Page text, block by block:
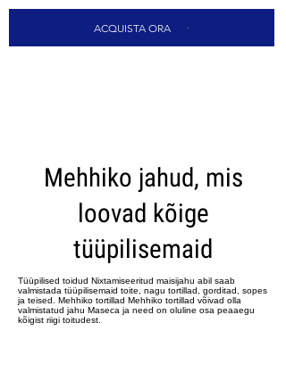
ACQUISTA ORA
Mehhiko jahud, mis
loovad kõige
tüüpilisemaid
Tüüpilised toidud Nixtamiseeritud maisijahu abil saab
valmistada tüüpilisemaid toite, nagu tortillad, gorditad, sopes
ja teised. Mehhiko tortillad Mehhiko tortillad võivad olla
valmistatud jahu Maseca ja need on oluline osa peaaegu
kõigist riigi toitudest.